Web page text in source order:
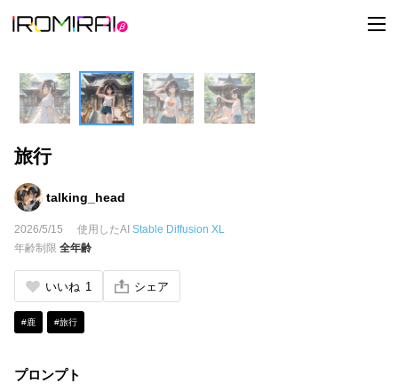
t
o
旅行
talking_head
2026/5/15 使用したAI Stable Diffusion XL
年齢制限 全年齢
いいね 1 シェア
#鹿 #旅行
プロンプト